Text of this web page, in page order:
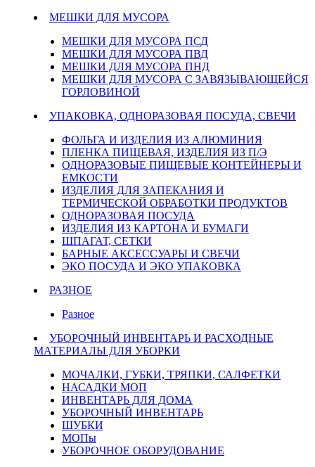
МЕШКИ ДЛЯ МУСОРА
МЕШКИ ДЛЯ МУСОРА ПСД
МЕШКИ ДЛЯ МУСОРА ПВД
МЕШКИ ДЛЯ МУСОРА ПНД
МЕШКИ ДЛЯ МУСОРА С ЗАВЯЗЫВАЮЩЕЙСЯ
ГОРЛОВИНОЙ
УПАКОВКА, ОДНОРАЗОВАЯ ПОСУДА, СВЕЧИ
ФОЛЬГА И ИЗДЕЛИЯ ИЗ АЛЮМИНИЯ
ПЛЕНКА ПИЩЕВАЯ, ИЗДЕЛИЯ ИЗ П/Э
ОДНОРАЗОВЫЕ ПИЩЕВЫЕ КОНТЕЙНЕРЫ И
ЕМКОСТИ
ИЗДЕЛИЯ ДЛЯ ЗАПЕКАНИЯ И
ТЕРМИЧЕСКОЙ ОБРАБОТКИ ПРОДУКТОВ
ОДНОРАЗОВАЯ ПОСУДА
ИЗДЕЛИЯ ИЗ КАРТОНА И БУМАГИ
ШПАГАТ, СЕТКИ
БАРНЫЕ АКСЕССУАРЫ И СВЕЧИ
ЭКО ПОСУДА И ЭКО УПАКОВКА
РАЗНОЕ
Разное
УБОРОЧНЫЙ ИНВЕНТАРЬ И РАСХОДНЫЕ
МАТЕРИАЛЫ ДЛЯ УБОРКИ
МОЧАЛКИ, ГУБКИ, ТРЯПКИ, САЛФЕТКИ
НАСАДКИ МОП
ИНВЕНТАРЬ ДЛЯ ДОМА
УБОРОЧНЫЙ ИНВЕНТАРЬ
ШУБКИ
МОПы
УБОРОЧНОЕ ОБОРУДОВАНИЕ